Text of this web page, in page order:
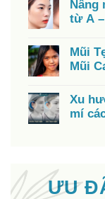
Nâng
từ A
Mũi
Mũi
Xu
mí
ƯU